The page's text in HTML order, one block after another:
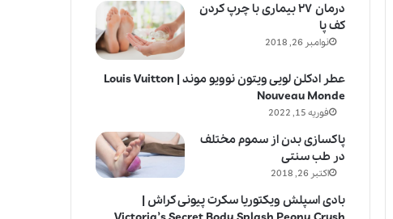
درمان ۲۷ بیماری با چرپ کردن
کف پا
نوامبر 26, 2018
عطر ادکلن لویی ویتون نوویو موند | Louis Vuitton
Nouveau Monde
فوریه 15, 2022
پاکسازی بدن از سموم مختلف
در طب سنتی
اکتبر 26, 2018
بادی اسپلش ویکتوریا سکرت پیونی کراش |